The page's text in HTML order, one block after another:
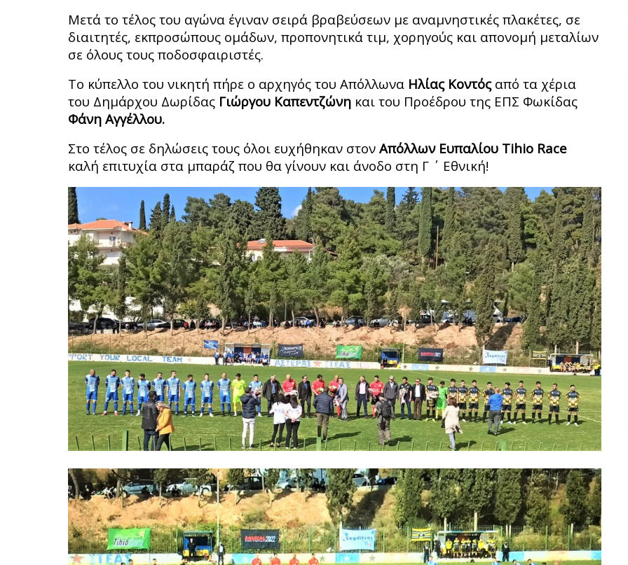
Μετά το τέλος του αγώνα έγιναν σειρά βραβεύσεων με αναμνηστικές πλακέτες, σε
διαιτητές, εκπροσώπους ομάδων, προπονητικά τιμ, χορηγούς και απονομή μεταλίων
σε όλους τους ποδοσφαιριστές.
Το κύπελλο του νικητή πήρε ο αρχηγός του Απόλλωνα Ηλίας Κοντός από τα χέρια
του Δημάρχου Δωρίδας Γιώργου Καπεντζώνη και του Προέδρου της ΕΠΣ Φωκίδας
Φάνη Αγγέλλου.
Στο τέλος σε δηλώσεις τους όλοι ευχήθηκαν στον Απόλλων Ευπαλίου Tihio Race
καλή επιτυχία στα μπαράζ που θα γίνουν και άνοδο στη Γ ΄ Εθνική!